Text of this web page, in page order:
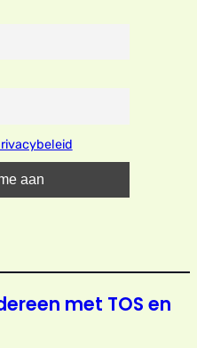
met TOS en